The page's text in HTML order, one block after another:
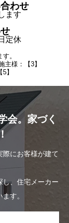
わせ
ます
定休
。
主様：【3】
】
会。家づく
際にお客様が建て
し、住宅メーカー
す。